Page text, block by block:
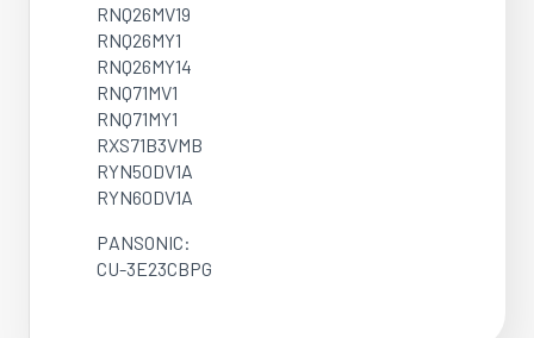
RNQ26MV19
RNQ26MY1
RNQ26MY14
RNQ71MV1
RNQ71MY1
RXS71B3VMB
RYN50DV1A
RYN60DV1A
PANSONIC:
CU-3E23CBPG